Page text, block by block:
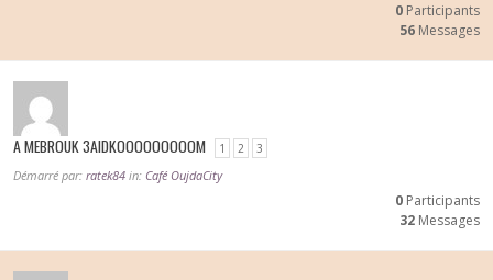
0 Participants
56 Messages
A MEBROUK 3AIDKOOOOOOOOOM 1 2 3
Démarré par: ratek84 in: Café OujdaCity
0 Participants
32 Messages